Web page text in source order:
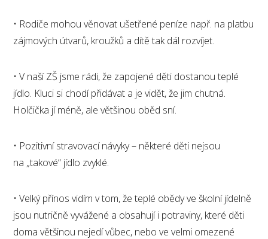
• Rodiče mohou věnovat ušetřené peníze např. na platbu
zájmových útvarů, kroužků a dítě tak dál rozvíjet.
• V naší ZŠ jsme rádi, že zapojené děti dostanou teplé
jídlo. Kluci si chodí přidávat a je vidět, že jim chutná.
Holčička jí méně, ale většinou oběd sní.
• Pozitivní stravovací návyky – některé děti nejsou
na „takové“ jídlo zvyklé.
• Velký přínos vidím v tom, že teplé obědy ve školní jídelně
jsou nutričně vyvážené a obsahují i potraviny, které děti
doma většinou nejedí vůbec, nebo ve velmi omezené